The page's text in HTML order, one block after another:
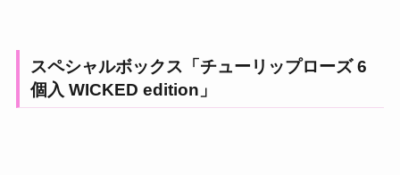
スペシャルボックス「チューリップローズ 6
個入 WICKED edition」